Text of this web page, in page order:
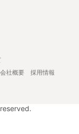
会社概要
採用情報